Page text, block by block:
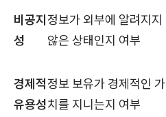
비공지
성
정보가 외부에 알려지지
않은 상태인지 여부
경제적
유용성
정보 보유가 경제적인 가
치를 지니는지 여부